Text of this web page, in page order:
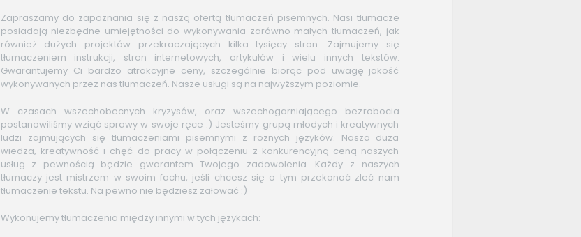
Zapraszamy do zapoznania się z naszą ofertą tłumaczeń pisemnych. Nasi tłumacze
posiadają niezbędne umiejętności do wykonywania zarówno małych tłumaczeń, jak
również dużych projektów przekraczających kilka tysięcy stron. Zajmujemy się
tłumaczeniem instrukcji, stron internetowych, artykułów i wielu innych tekstów.
Gwarantujemy Ci bardzo atrakcyjne ceny, szczególnie biorąc pod uwagę jakość
wykonywanych przez nas tłumaczeń. Nasze usługi są na najwyższym poziomie.
W czasach wszechobecnych kryzysów, oraz wszechogarniającego bezrobocia
postanowiliśmy wziąć sprawy w swoje ręce :) Jesteśmy grupą młodych i kreatywnych
ludzi zajmujących się tłumaczeniami pisemnymi z rożnych języków. Nasza duża
wiedza, kreatywność i chęć do pracy w połączeniu z konkurencyjną ceną naszych
usług z pewnością będzie gwarantem Twojego zadowolenia. Każdy z naszych
tłumaczy jest mistrzem w swoim fachu, jeśli chcesz się o tym przekonać zleć nam
tłumaczenie tekstu. Na pewno nie będziesz żałować :)
Wykonujemy tłumaczenia między innymi w tych językach: